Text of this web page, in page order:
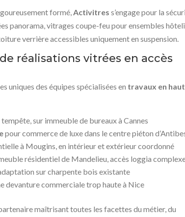
formé,Activitres s’engage pour la
panorama, vitrages coupe-feu pour ensembles
verrière accessibles uniquement en suspension.
réalisations vitrées en accès
uniques des équipes spécialisées en travaux en
sur immeuble de bureaux à Cannes
pour commerce de luxe dans le centre piéton
à Mougins, en intérieur et extérieur coordonné
résidentiel de Mandelieu, accès loggia
sur charpente bois existante
devanture commerciale trop haute à Nice
maîtrisant toutes les facettes du métier, du